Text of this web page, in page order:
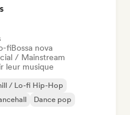
fiBossa nova
/ Mainstream
leur musique
/ Lo-fi Hip-Hop
Dance pop